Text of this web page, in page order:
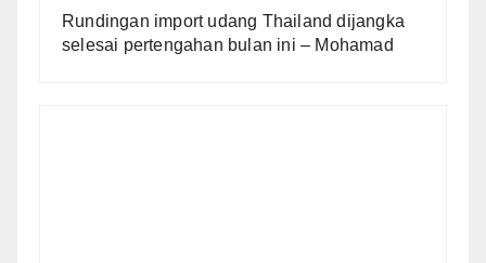
Rundingan import udang Thailand dijangka
selesai pertengahan bulan ini – Mohamad